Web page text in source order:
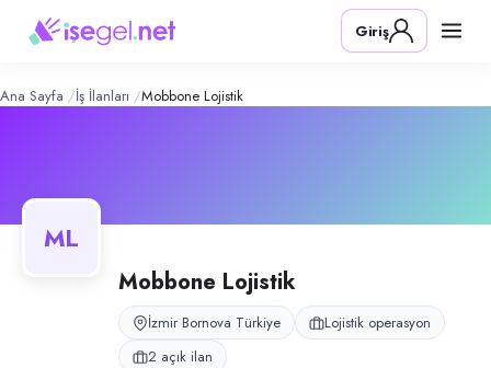
Lojistik – Şirket Profili
Konum:
Mobbone Lojistik, Bornova, İzmir bölgesinde lojistik operasyon
Taşıma Elemanı
Giriş
Ana Sayfa İş İlanları Mobbone Lojistik
ML
Mobbone Lojistik
İzmir Bornova Türkiye
Lojistik operasyon
2 açık ilan